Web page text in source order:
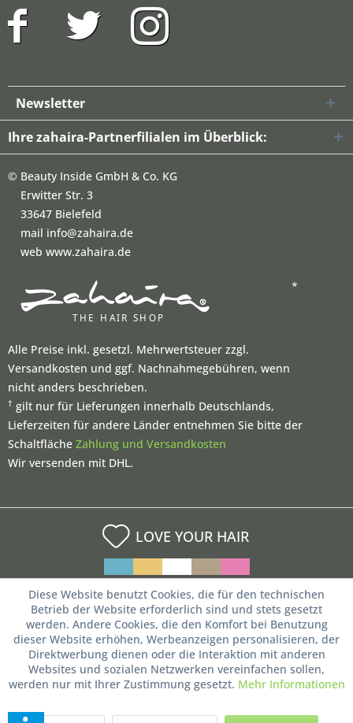
Newsletter
Ihre zahaira-Partnerfilialen im Überblick:
© Beauty Inside GmbH & Co. KG
Erwitter Str. 3
33647 Bielefeld
mail info@zahaira.de
web www.zahaira.de
*
Alle Preise inkl. gesetzl. Mehrwertsteuer zzgl.
Versandkosten und ggf. Nachnahmegebühren, wenn
nicht anders beschrieben.
† gilt nur für Lieferungen innerhalb Deutschlands,
Lieferzeiten für andere Länder entnehmen Sie bitte der
Schaltfläche Zahlung und Versandkosten
Wir versenden mit DHL.
LOVE YOUR HAIR
Diese Website benutzt Cookies, die für den technischen
Betrieb der Website erforderlich sind und stets gesetzt
werden. Andere Cookies, die den Komfort bei Benutzung
dieser Website erhöhen, Werbeanzeigen personalisieren, der
Direktwerbung dienen oder die Interaktion mit anderen
Websites und sozialen Netzwerken vereinfachen sollen,
werden nur mit Ihrer Zustimmung gesetzt. Mehr Informationen